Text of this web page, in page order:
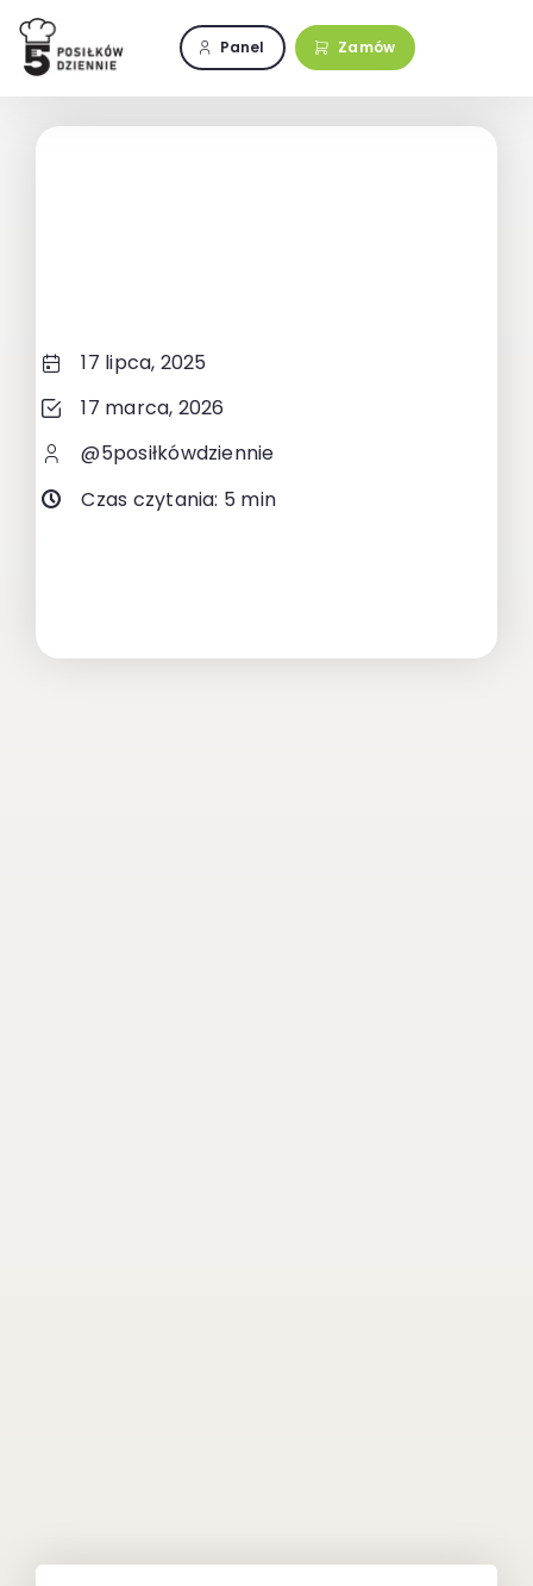
Przejdź
zawartości
Panel Zamów
17 lipca, 2025
17 marca, 2026
@5posiłkówdziennie
Czas czytania: 5 min